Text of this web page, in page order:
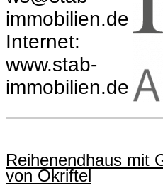
immobilien.de
Internet:
www.stab-
immobilien.de
Reihenendhaus mit
von Okriftel